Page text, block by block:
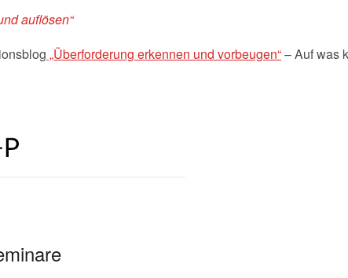
auflösen“
„Überforderung erkennen und vorbeugen“– Auf was